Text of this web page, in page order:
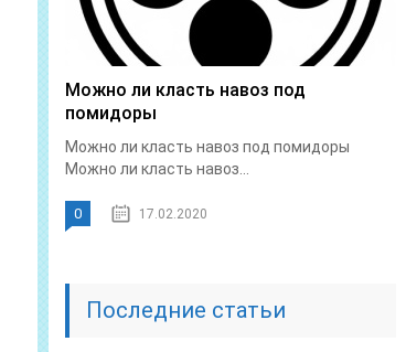
Можно ли класть навоз под
помидоры
Можно ли класть навоз под помидоры
Можно ли класть навоз...
0 17.02.2020
Последние статьи